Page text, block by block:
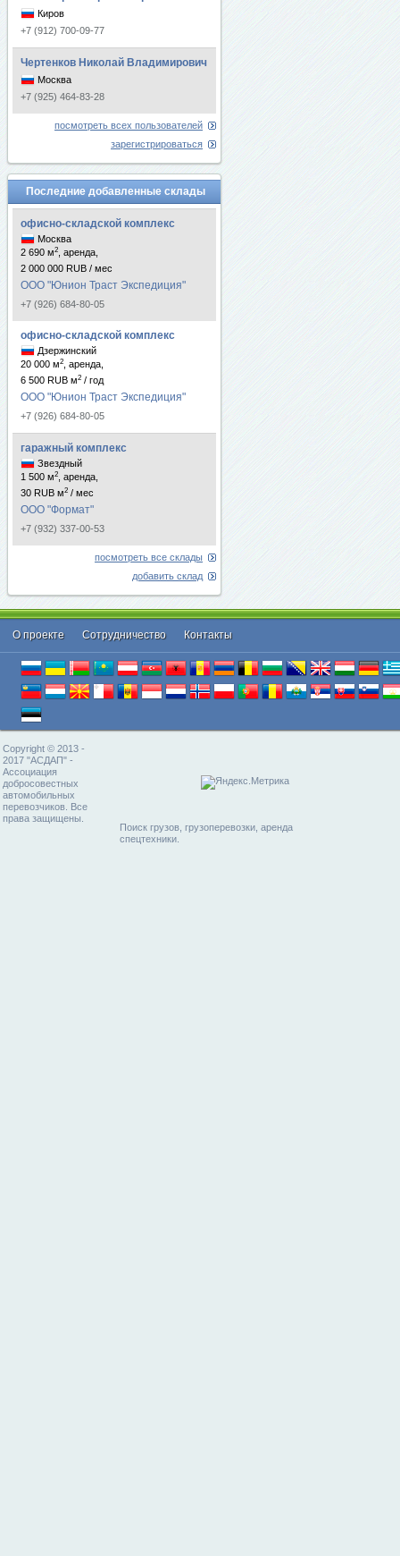
Киров
+7 (912) 700-09-77
Чертенков Николай Владимирович
Москва
+7 (925) 464-83-28
посмотреть всех пользователей
зарегистрироваться
Последние добавленные склады
офисно-складской комплекс
Москва
2 690 м2
, аренда,
2 000 000 RUB / мес
ООО "Юнион Траст Экспедиция"
+7 (926) 684-80-05
офисно-складской комплекс
Дзержинский
20 000 м2
, аренда,
6 500 RUB м2 / год
ООО "Юнион Траст Экспедиция"
+7 (926) 684-80-05
гаражный комплекс
Звездный
1 500 м2
, аренда,
30 RUB м2 / мес
ООО "Формат"
+7 (932) 337-00-53
посмотреть все склады
добавить склад
О проекте Cотрудничество Контакты
Copyright © 2013 -
2017 "АСДАП" -
Ассоциация
добросовестных
автомобильных
перевозчиков. Все
права защищены.
Поиск грузов, грузоперевозки, аренда
спецтехники.